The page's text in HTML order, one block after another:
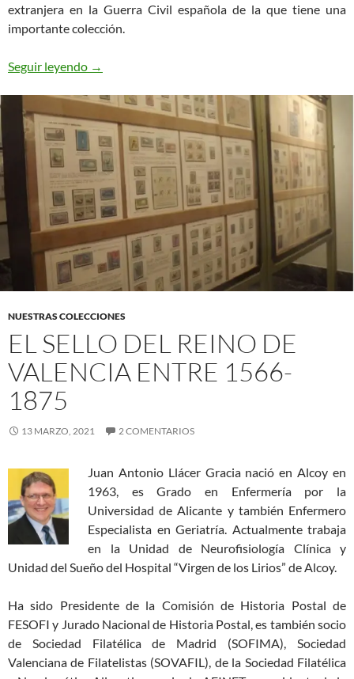
extranjera en la Guerra Civil española de la que tiene una
importante colección.
Seguir leyendo Legionarios Italianos: Marcas de Unidades
→
NUESTRAS COLECCIONES
EL SELLO DEL REINO DE
VALENCIA ENTRE 1566-
1875
13 MARZO, 2021 2 COMENTARIOS
Juan Antonio Llácer Gracia nació en Alcoy en
1963, es Grado en Enfermería por la
Universidad de Alicante y también Enfermero
Especialista en Geriatría. Actualmente trabaja
en la Unidad de Neurofisiología Clínica y
Unidad del Sueño del Hospital “Virgen de los Lirios” de Alcoy.
Ha sido Presidente de la Comisión de Historia Postal de
FESOFI y Jurado Nacional de Historia Postal, es también socio
de Sociedad Filatélica de Madrid (SOFIMA), Sociedad
Valenciana de Filatelistas (SOVAFIL), de la Sociedad Filatélica